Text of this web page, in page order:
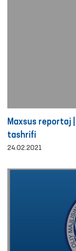
Maxsus reportaj
tashrifi
24.02.2021